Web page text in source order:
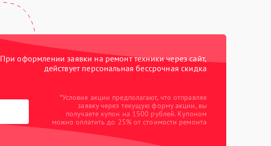
При оформлении заявки на ремонт техники через сайт,
действует персональная бессрочная скидка
*Условия акции предполагают, что отправляя
заявку через текущую форму акции, вы
получаете купон на 1500 рублей. Купоном
можно оплатить до 25% от стоимости ремонта